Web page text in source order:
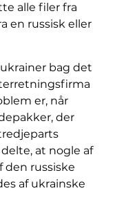
alle filer fra
en russisk eller
bag det
er, når
der
at nogle af
den russiske
af ukrainske